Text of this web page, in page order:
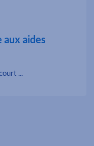
aides
...